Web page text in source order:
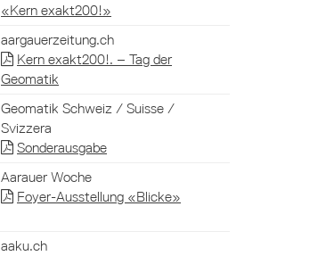
«Kern exakt200!»
aargauerzeitung.ch
Kern exakt200!. – Tag der
Geomatik
Geomatik Schweiz / Suisse /
Svizzera
Sonderausgabe
Aarauer Woche
Foyer-Ausstellung «Blicke»
aaku.ch